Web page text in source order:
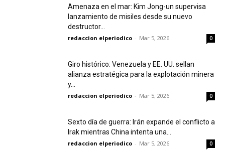
Amenaza en el mar: Kim Jong-un supervisa
lanzamiento de misiles desde su nuevo
destructor...
redaccion elperiodico - Mar 5, 2026 0
Giro histórico: Venezuela y EE. UU. sellan
alianza estratégica para la explotación minera
y...
redaccion elperiodico - Mar 5, 2026 0
Sexto día de guerra: Irán expande el conflicto a
Irak mientras China intenta una...
redaccion elperiodico - Mar 5, 2026 0